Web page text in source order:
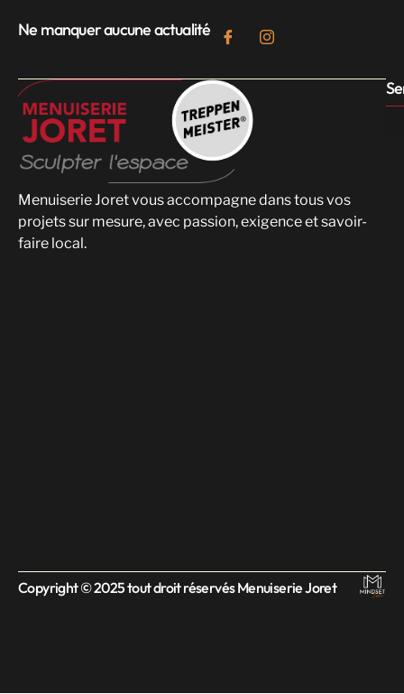
Ne manquer aucune actualité
Menuiserie Joret vous accompagne dans tous vos
projets sur mesure, avec passion, exigence et savoir-
faire local.
Copyright © 2025 tout droit réservés Menuiserie Joret